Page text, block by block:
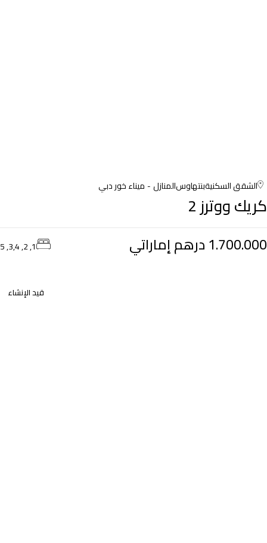
الشقق السكنيةبنتهاوسالمنازل ميناء خور دبي
كريك ووترز 2
1.700.000 درهم إماراتي 1, 2, 3,4, 5
قيد الإنشاء